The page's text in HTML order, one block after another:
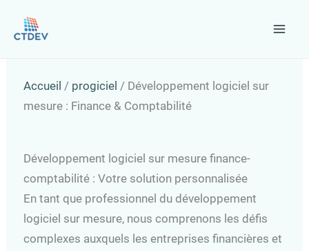
Accueil / progiciel / Développement logiciel sur
mesure : Finance & Comptabilité
Développement logiciel sur mesure finance-
comptabilité : Votre solution personnalisée
En tant que professionnel du développement
logiciel sur mesure, nous comprenons les défis
complexes auxquels les entreprises financières et